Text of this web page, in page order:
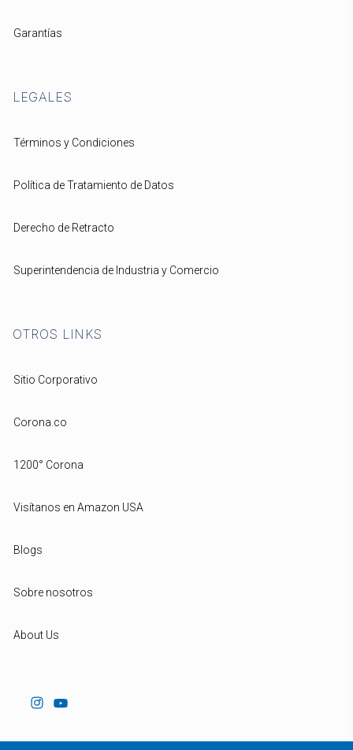
Garantías
LEGALES
Términos y Condiciones
Política de Tratamiento de Datos
Derecho de Retracto
Superintendencia de Industria y Comercio
OTROS LINKS
Sitio Corporativo
Corona.co
1200° Corona
Visítanos en Amazon USA
Blogs
Sobre nosotros
About Us